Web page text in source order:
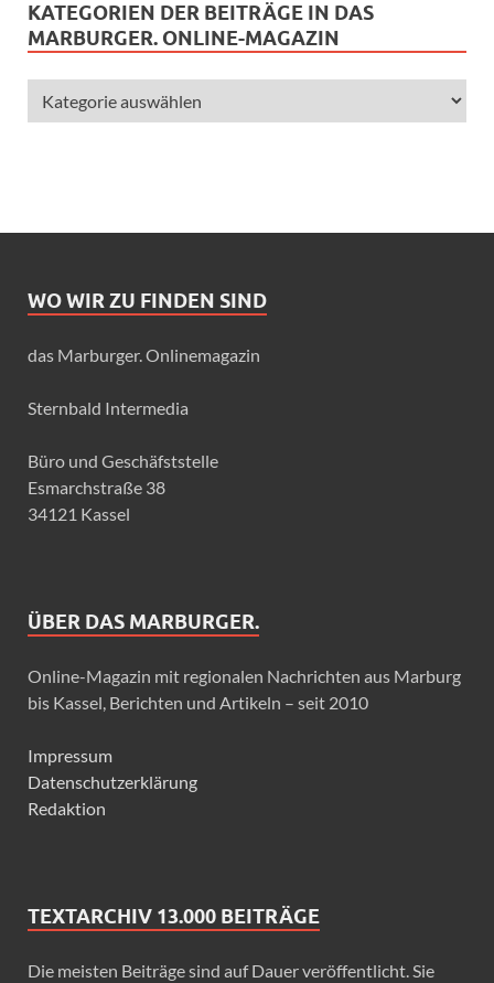
KATEGORIEN DER BEITRÄGE IN DAS
MARBURGER. ONLINE-MAGAZIN
WO WIR ZU FINDEN SIND
das Marburger. Onlinemagazin
Sternbald Intermedia
Büro und Geschäfststelle
Esmarchstraße 38
34121 Kassel
ÜBER DAS MARBURGER.
Online-Magazin mit regionalen Nachrichten aus Marburg
bis Kassel, Berichten und Artikeln – seit 2010
Impressum
Datenschutzerklärung
Redaktion
TEXTARCHIV 13.000 BEITRÄGE
Die meisten Beiträge sind auf Dauer veröffentlicht. Sie